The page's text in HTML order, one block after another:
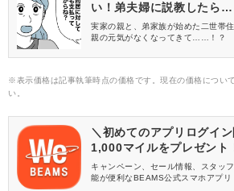
い！弟夫婦に説教したら…
実家の親と、弟家族が始めた二世帯
親の元気がなくなってきて……！？
※表示価格は記事執筆時点の価格です。現在の価格につい
い。
＼初めてのアプリログイ
1,000マイルをプレゼント
キャンペーン、セール情報、スタッ
能が便利なBEAMS公式スマホアプリ